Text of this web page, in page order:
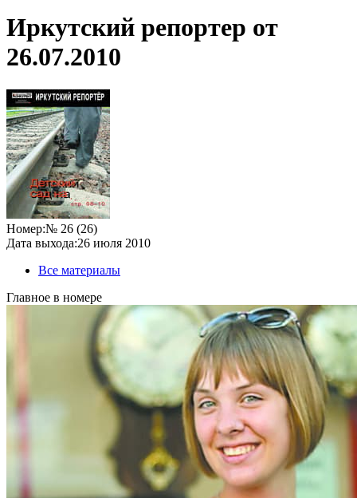
Иркутский репортер от
26.07.2010
Номер:№ 26 (26)
Дата выхода:26 июля 2010
Все материалы
Главное в номере